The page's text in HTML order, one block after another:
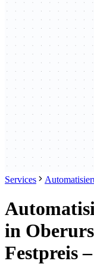
Services
in
Festpreis